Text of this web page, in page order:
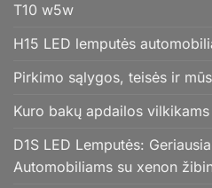
T10 w5w
H15 LED lemputės
Pirkimo sąlygos, teisės ir
Kuro bakų apdailos vilkikams
D1S LED Lemputės:
Automobiliams su xenon